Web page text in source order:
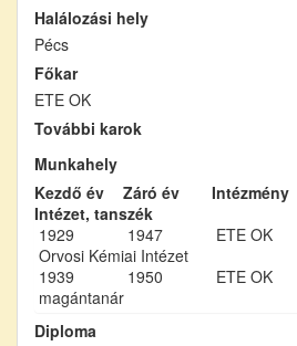
Halálozási hely
Pécs
Főkar
ETE OK
További karok
Munkahely
Kezdő év
Záró év
Intézmény
Intézet, tanszék
1929
1947
ETE OK
Orvosi Kémiai Intézet
1939
1950
ETE OK
magántanár
Diploma